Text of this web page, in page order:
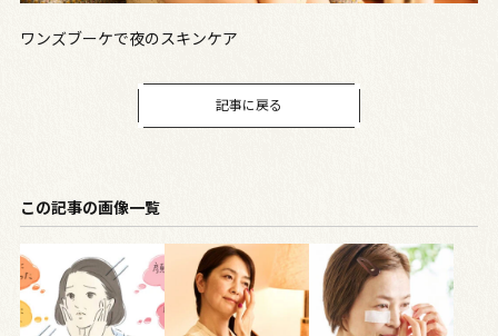
ワンズブーケで夜のスキンケア
記事に戻る
この記事の画像一覧